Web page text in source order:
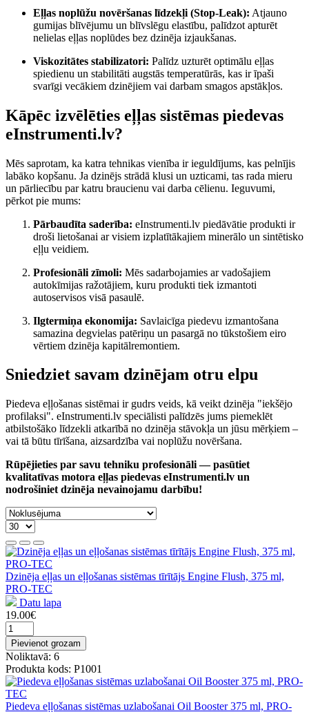
Eļļas noplūžu novēršanas līdzekļi (Stop-Leak): Atjauno
gumijas blīvējumu un blīvslēgu elastību, palīdzot apturēt
nelielas eļļas noplūdes bez dzinēja izjaukšanas.
Viskozitātes stabilizatori: Palīdz uzturēt optimālu eļļas
spiedienu un stabilitāti augstās temperatūrās, kas ir īpaši
svarīgi vecākiem dzinējiem vai darbam smagos apstākļos.
Kāpēc izvēlēties eļļas sistēmas piedevas
eInstrumenti.lv?
Mēs saprotam, ka katra tehnikas vienība ir ieguldījums, kas pelnījis
labāko kopšanu. Ja dzinējs strādā klusi un uzticami, tas rada mieru
un pārliecību par katru braucienu vai darba cēlienu. Ieguvumi,
pērkot pie mums:
Pārbaudīta saderība: eInstrumenti.lv piedāvātie produkti ir
droši lietošanai ar visiem izplatītākajiem minerālo un sintētisko
eļļu veidiem.
Profesionāli zīmoli: Mēs sadarbojamies ar vadošajiem
autokīmijas ražotājiem, kuru produkti tiek izmantoti
autoservisos visā pasaulē.
Ilgtermiņa ekonomija: Savlaicīga piedevu izmantošana
samazina degvielas patēriņu un pasargā no tūkstošiem eiro
vērtiem dzinēja kapitālremontiem.
Sniedziet savam dzinējam otru elpu
Piedeva eļļošanas sistēmai ir gudrs veids, kā veikt dzinēja "iekšējo
profilaksi". eInstrumenti.lv speciālisti palīdzēs jums piemeklēt
atbilstošāko līdzekli atkarībā no dzinēja stāvokļa un jūsu mērķiem –
vai tā būtu tīrīšana, aizsardzība vai noplūžu novēršana.
Rūpējieties par savu tehniku profesionāli — pasūtiet
kvalitatīvas motora eļļas piedevas eInstrumenti.lv un
nodrošiniet dzinēja nevainojamu darbību!
Dzinēja eļļas un eļļošanas sistēmas tīrītājs Engine Flush, 375 ml,
PRO-TEC
Datu lapa
19.00€
Pievienot grozam
Noliktavā: 6
Produkta kods: P1001
Piedeva eļļošanas sistēmas uzlabošanai Oil Booster 375 ml, PRO-